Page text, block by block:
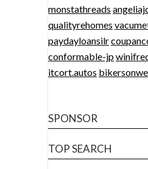
monstathreads
qualityrehomes
paydayloansilr
conformable-jp
itcort.autos
SPONSOR
TOP SEARCH